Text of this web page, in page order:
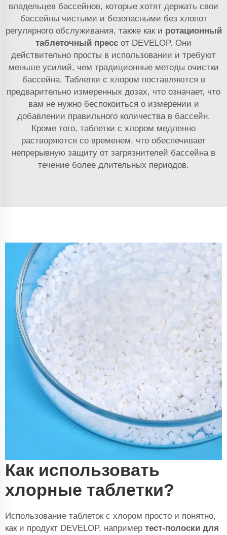
владельцев бассейнов, которые хотят держать свои
бассейны чистыми и безопасными без хлопот
регулярного обслуживания, также как и ротационный
таблеточный пресс от DEVELOP. Они
действительно просты в использовании и требуют
меньше усилий, чем традиционные методы очистки
бассейна. Таблетки с хлором поставляются в
предварительно измеренных дозах, что означает, что
вам не нужно беспокоиться о измерении и
добавлении правильного количества в бассейн.
Кроме того, таблетки с хлором медленно
растворяются со временем, что обеспечивает
непрерывную защиту от загрязнителей бассейна в
течение более длительных периодов.
Как использовать
хлорные таблетки?
Использование таблеток с хлором просто и понятно,
как и продукт DEVELOP, например тест-полоски для